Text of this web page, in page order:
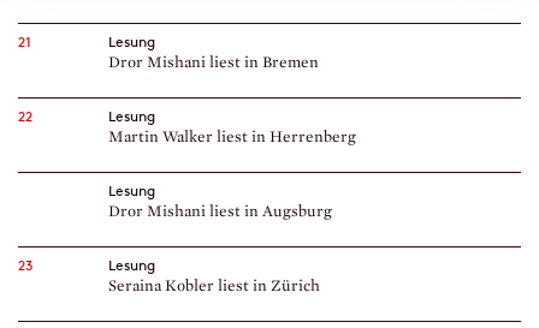
21
Lesung
Dror Mishani liest in Bremen
22
Lesung
Martin Walker liest in Herrenberg
Lesung
Dror Mishani liest in Augsburg
23
Lesung
Seraina Kobler liest in Zürich